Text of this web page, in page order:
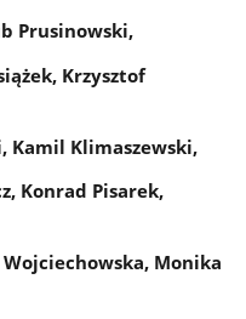
Prusinowski,
Krzysztof
Kamil Klimaszewski,
Konrad Pisarek,
Monika